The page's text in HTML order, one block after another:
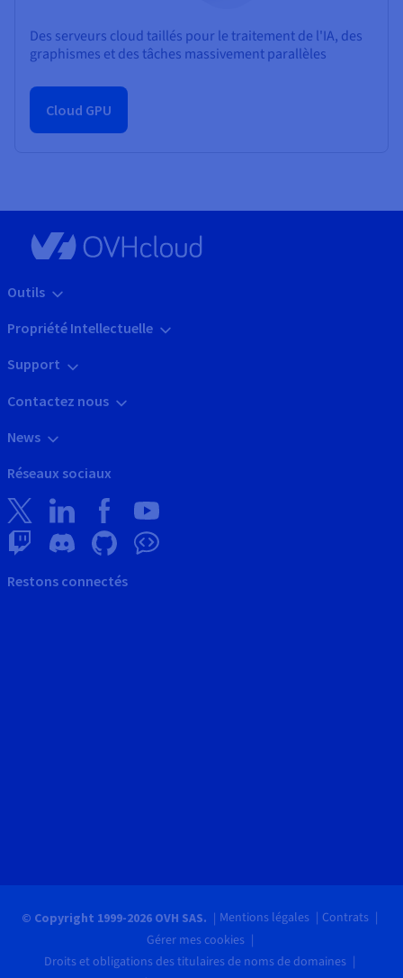
Des serveurs cloud taillés pour le traitement de l'IA, des
graphismes et des tâches massivement parallèles
Cloud GPU
Outils
Propriété Intellectuelle
Support
Contactez nous
News
Réseaux sociaux
Restons connectés
© Copyright 1999-2026 OVH SAS. Mentions légales
Contrats
Gérer mes cookies
Droits et obligations des titulaires de noms de domaines